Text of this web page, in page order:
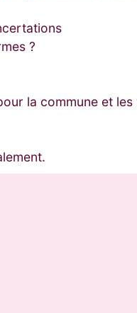
?
la commune et